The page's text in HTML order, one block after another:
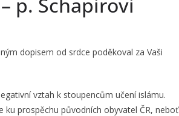
dopisem od srdce poděkoval za Vaši
vztah k stoupencům učení islámu.
ku prospěchu původních obyvatel ČR, neboť